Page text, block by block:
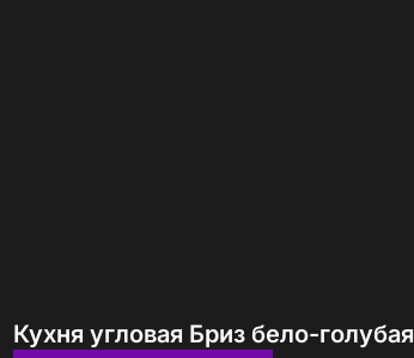
Кухня угловая Бриз бело-голубая